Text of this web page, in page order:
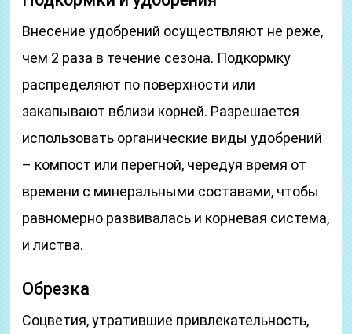
Внесение удобрений осуществляют не реже,
чем 2 раза в течение сезона. Подкормку
распределяют по поверхности или
закапывают вблизи корней. Разрешается
использовать органические виды удобрений
– компост или перегной, чередуя время от
времени с минеральными составами, чтобы
равномерно развивалась и корневая система,
и листва.
Обрезка
Соцветия, утратившие привлекательность,